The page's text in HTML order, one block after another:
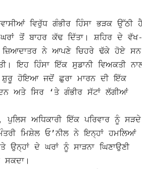
ਵਿਰੁੱਧ ਗੰਭੀਰ ਹਿੰਸਾ ਭੜਕ ਉੱਠੀ
ਤੋਂ ਬਾਹਰ ਕੱਢ ਦਿੱਤਾ। ਸ਼ਹਿਰ ਦੇ ਵੱਖ-
ਨੇ ਆਪਣੇ ਚਿਹਰੇ ਢੱਕੇ ਹੋਏ
ਇਹ ਹਿੰਸਾ ਇੱਕ ਸੁਡਾਨੀ ਵਿਅਕਤੀ
ਹੋਇਆ ਜਦੋਂ ਛੁਰਾ ਮਾਰਨ ਦੀ ਇੱਕ
ਅਤੇ ਸਿਰ ‘ਤੇ ਗੰਭੀਰ ਸੱਟਾਂ ਲੱਗੀਆਂ
ਅਧਿਕਾਰੀ ਇੱਕ ਪਰਿਵਾਰ ਨੂੰ ਸੜਦੇ
ਮਿਸ਼ੇਲ ਓ’ਨੀਲ ਨੇ ਇਨ੍ਹਾਂ ਹਮਲਿਆਂ
ਉਨ੍ਹਾਂ ਦੇ ਘਰਾਂ ਨੂੰ ਸਾੜਨਾ ਘਿਣਾਉਣੀ